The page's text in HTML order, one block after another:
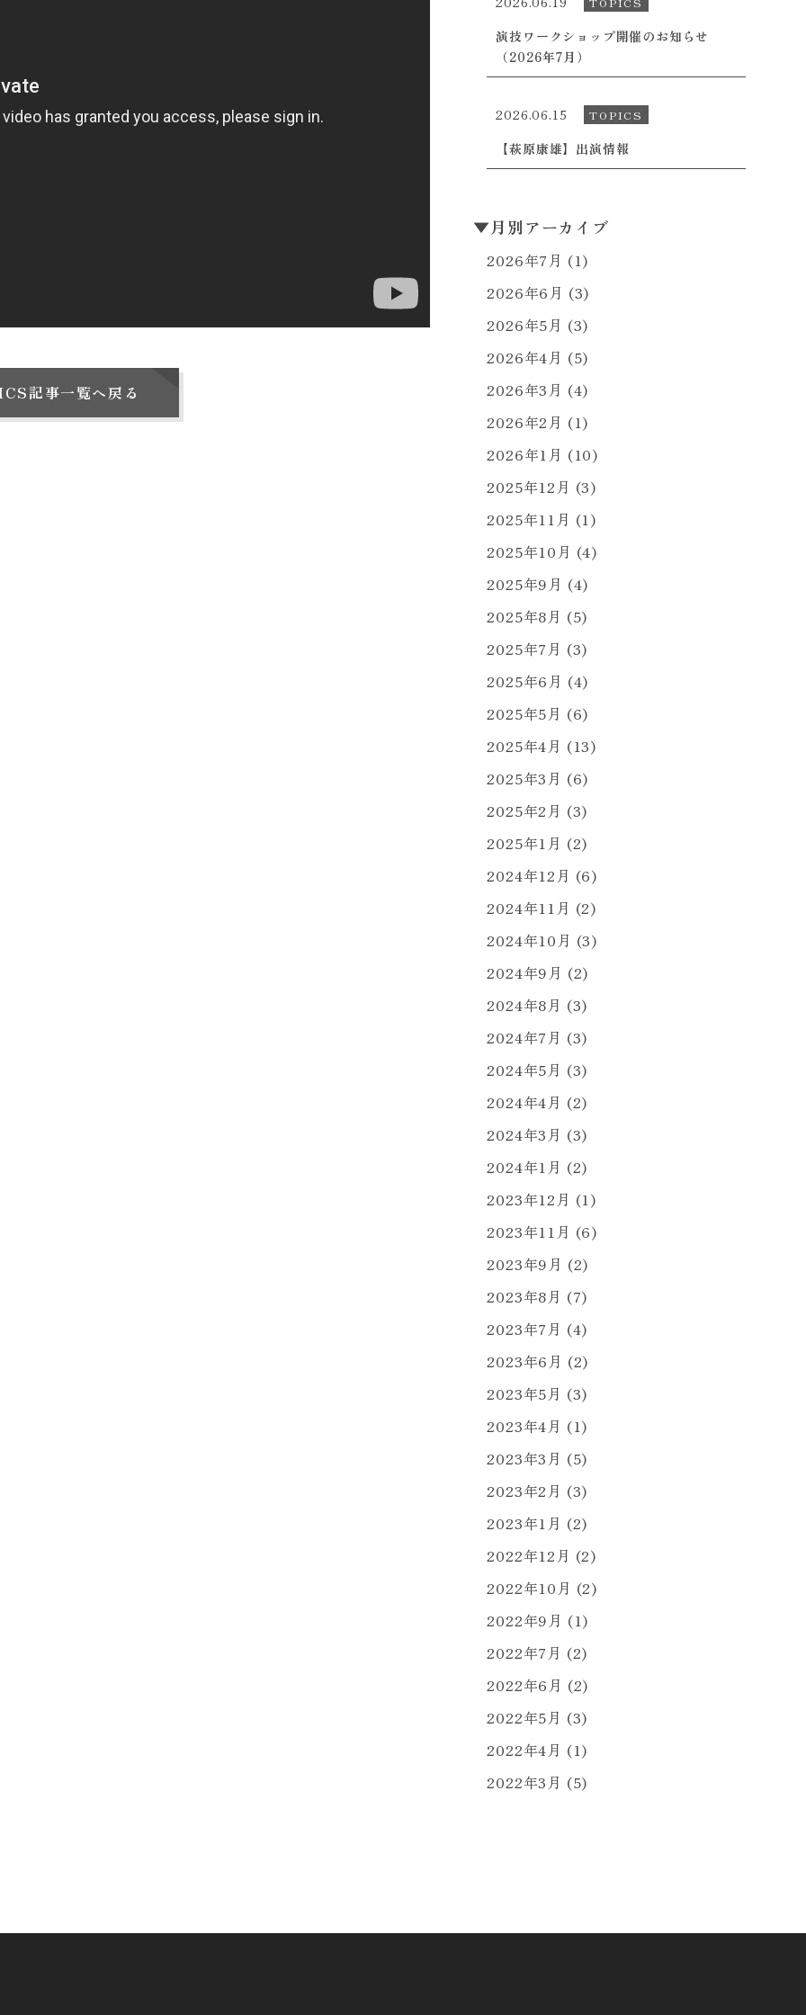
記事一覧へ戻る
演技ワークショップ開催のお知らせ
（2026年7月）
2026.06.15 TOPICS
【萩原康雄】出演情報
▼月別アーカイブ
2026年7月 (1)
2026年6月 (3)
2026年5月 (3)
2026年4月 (5)
2026年3月 (4)
2026年2月 (1)
2026年1月 (10)
2025年12月 (3)
2025年11月 (1)
2025年10月 (4)
2025年9月 (4)
2025年8月 (5)
2025年7月 (3)
2025年6月 (4)
2025年5月 (6)
2025年4月 (13)
2025年3月 (6)
2025年2月 (3)
2025年1月 (2)
2024年12月 (6)
2024年11月 (2)
2024年10月 (3)
2024年9月 (2)
2024年8月 (3)
2024年7月 (3)
2024年5月 (3)
2024年4月 (2)
2024年3月 (3)
2024年1月 (2)
2023年12月 (1)
2023年11月 (6)
2023年9月 (2)
2023年8月 (7)
2023年7月 (4)
2023年6月 (2)
2023年5月 (3)
2023年4月 (1)
2023年3月 (5)
2023年2月 (3)
2023年1月 (2)
2022年12月 (2)
2022年10月 (2)
2022年9月 (1)
2022年7月 (2)
2022年6月 (2)
2022年5月 (3)
2022年4月 (1)
2022年3月 (5)